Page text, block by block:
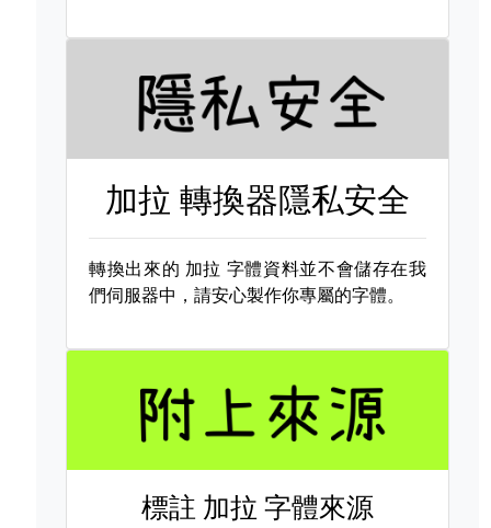
加拉 轉換器隱私安全
轉換出來的 加拉 字體資料並不會儲存在我
們伺服器中，請安心製作你專屬的字體。
標註 加拉 字體來源